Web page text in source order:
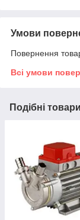
Умови
Повернення
Всі умови
Подібні